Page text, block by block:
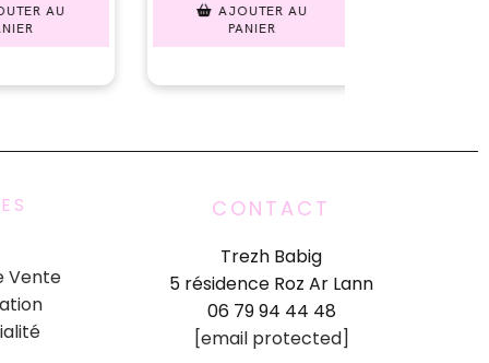
AU
AJOUTER AU
PANIER
Vente
CONTACT
Trezh Babig
5 résidence Roz Ar Lann
06 79 94 44 48
[email protected]